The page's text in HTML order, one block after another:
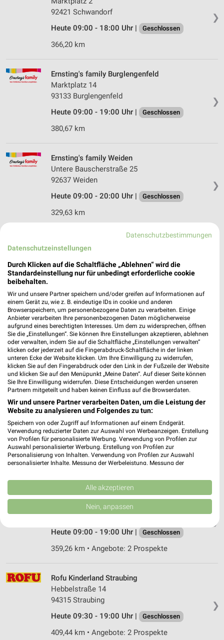
❯
92421 Schwandorf
Heute 09:00 - 18:00 Uhr |
Geschlossen
366,20 km
❯
Ernsting's family Burglengenfeld
Marktplatz 14
93133 Burglengenfeld
Heute 09:00 - 19:00 Uhr |
Geschlossen
380,67 km
❯
Ernsting's family Weiden
Untere Bauscherstraße 25
92637 Weiden
Heute 09:00 - 20:00 Uhr |
Geschlossen
329,63 km
Böttgerstraße 44
92637 Weiden in der Oberpfalz
329,44 km • Angebote: 2 Prospekte
Ernsting's family Weiden
Max-Reger-Str.16
92637 Weiden
Heute 09:00 - 19:00 Uhr | Geschlossen
328,17 km
BabyOne Regensburg
Im Gewerbepark B 15
93059 Regensburg
Heute 10:00 - 18:00 Uhr | Geschlossen
398,22 km
❯
Rofu Kinderland Amberg
An den Franzosenäckern 2
92224 Amberg
Heute 09:00 - 19:00 Uhr |
Geschlossen
359,26 km • Angebote: 2 Prospekte
❯
Rofu Kinderland Straubing
Hebbelstraße 14
94315 Straubing
Heute 09:30 - 19:00 Uhr |
Geschlossen
409,44 km • Angebote: 2 Prospekte
Datenschutzbestimmungen
Datenschutzeinstellungen
Durch Klicken auf die Schaltfläche „Ablehnen“ wird die
Standardeinstellung nur für unbedingt erforderliche cookie
beibehalten.
Wir und unsere Partner speichern und/oder greifen auf Informationen auf
einem Gerät zu, wie z. B. eindeutige IDs in cookie und anderen
Browserspeichern, um personenbezogene Daten zu verarbeiten. Einige
Anbieter verarbeiten Ihre personenbezogenen Daten möglicherweise
aufgrund eines berechtigten Interesses. Um dem zu widersprechen, öffnen
Sie die „Einstellungen“. Sie können Ihre Einstellungen akzeptieren, ablehnen
oder verwalten, indem Sie auf die Schaltfläche „Einstellungen verwalten“
klicken oder jederzeit auf die Fingerabdruck-Schaltfläche in der linken
unteren Ecke der Website klicken. Um Ihre Einwilligung zu widerrufen,
klicken Sie auf den Fingerabdruck oder den Link in der Fußzeile der Website
und klicken Sie auf den Menüpunkt „Meine Daten“. Auf dieser Seite können
Sie Ihre Einwilligung widerrufen. Diese Entscheidungen werden unseren
Partnern mitgeteilt und haben keinen Einfluss auf die Browserdaten.
Wir und unsere Partner verarbeiten Daten, um die Leistung der
Website zu analysieren und Folgendes zu tun:
Speichern von oder Zugriff auf Informationen auf einem Endgerät.
Verwendung reduzierter Daten zur Auswahl von Werbeanzeigen. Erstellung
von Profilen für personalisierte Werbung. Verwendung von Profilen zur
Auswahl personalisierter Werbung. Erstellung von Profilen zur
Personalisierung von Inhalten. Verwendung von Profilen zur Auswahl
personalisierter Inhalte. Messung der Werbeleistung. Messung der
Kombinationen von Daten aus verschiedenen Quellen. Entwicklung und
Verbesserung der Angebote. Verwendung reduzierter Daten zur Auswahl
von Inhalten.
Daten können außerhalb der Europäischen Union weitergegeben und in die
Website/App.
Speichern von oder Zugriff auf Informationen
auf einem Endgerät
Verwendung reduzierter Daten zur Auswahl von
Werbeanzeigen
Alle akzeptieren
Nein, anpassen